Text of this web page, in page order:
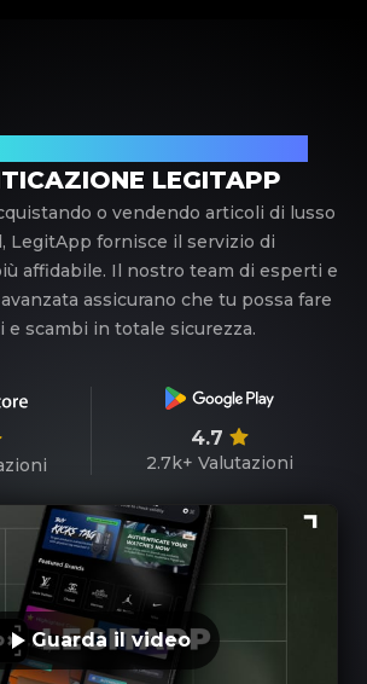
LEGITAPP
o vendendo articoli di lusso
LegitApp fornisce il servizio di
affidabile. Il nostro team di esperti e
assicurano che tu possa fare
e scambi in totale sicurezza.
4.7
2.7k+ Valutazioni
Guarda il video